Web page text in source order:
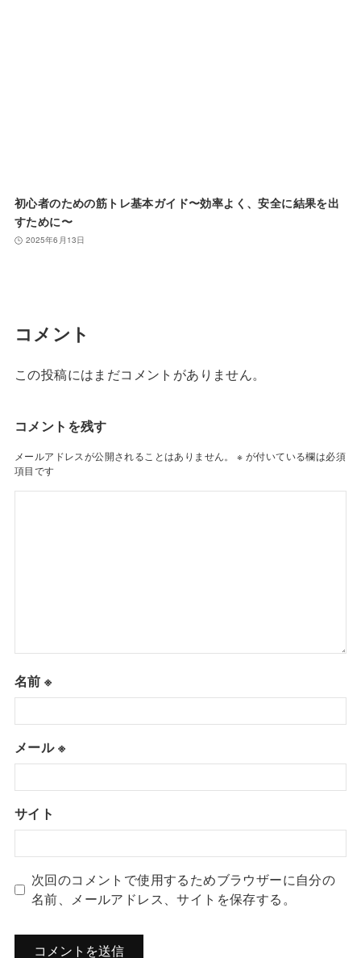
初心者のための筋トレ基本ガイド〜効率よく、安全に結果を出
すために〜
2025年6月13日
コメント
この投稿にはまだコメントがありません。
コメントを残す
メールアドレスが公開されることはありません。 ※ が付いている欄は必須
項目です
名前※
メール※
サイト
次回のコメントで使用するためブラウザーに自分の
名前、メールアドレス、サイトを保存する。